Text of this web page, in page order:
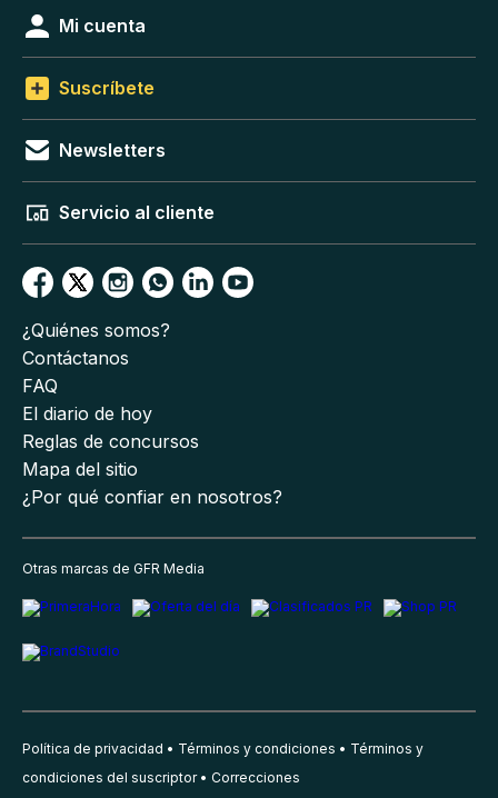
Mi cuenta
Suscríbete
Newsletters
Servicio al cliente
¿Quiénes somos?
Contáctanos
FAQ
El diario de hoy
Reglas de concursos
Mapa del sitio
¿Por qué confiar en nosotros?
Otras marcas de GFR Media
Política de privacidad Términos y condiciones
Términos y
condiciones del suscriptor
Correcciones